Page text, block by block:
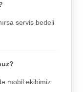
servis bedeli
mobil ekibimiz